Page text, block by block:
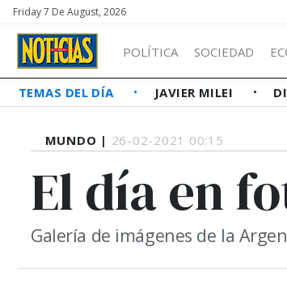
Friday 7 De August, 2026
POLÍTICA SOCIEDAD
TEMAS DEL DÍA JAVIER MILEI
MUNDO | 26-02-2021 00:15
El día en
Galería de imágenes de la